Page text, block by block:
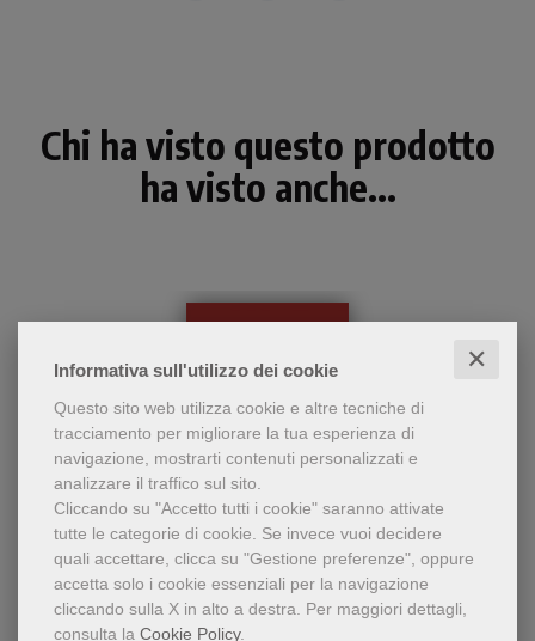
Informativa sull'utilizzo dei cookie ✕
Questo sito web utilizza cookie e altre tecniche di
tracciamento per migliorare la tua esperienza di
navigazione, mostrarti contenuti personalizzati e
analizzare il traffico sul sito.
Cliccando su "Accetto tutti i cookie" saranno attivate
tutte le categorie di cookie. Se invece vuoi decidere
quali accettare, clicca su "Gestione preferenze", oppure
accetta solo i cookie essenziali per la navigazione
cliccando sulla X in alto a destra. Per maggiori dettagli,
consulta la Cookie Policy.
Chi ha visto questo prodotto
ha visto anche...
V edizione tascabile de Gli
Scritti di Francesco e Chiara
d'Assisi con traduzioni
aggiornate, nuovi testi
Gli scritti di Francesco e Chiara d'Assisi